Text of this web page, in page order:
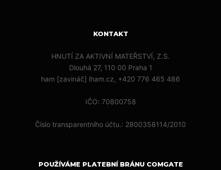
KONTAKT
HNUTÍ ZA AKTIVNÍ MATEŘSTVÍ, Z.S.
Dlouhá 27, 110 00 Praha 1
ham [zavináč] iham.cz, +420 776 465 486
IČO: 70800758
Číslo transparentního účtu.: 2800358114/2010
POUŽÍVÁME PLATEBNÍ BRÁNU COMGATE